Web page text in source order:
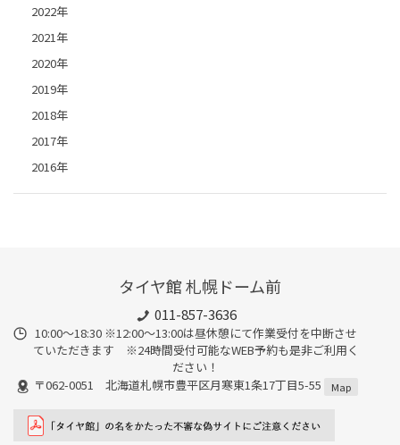
2022年
2021年
2020年
2019年
2018年
2017年
2016年
タイヤ館 札幌ドーム前
011-857-3636
10:00～18:30 ※12:00～13:00は昼休憩にて作業受付を中断させ
ていただきます ※24時間受付可能なWEB予約も是非ご利用く
ださい！
〒062-0051 北海道札幌市豊平区月寒東1条17丁目5-55
Map